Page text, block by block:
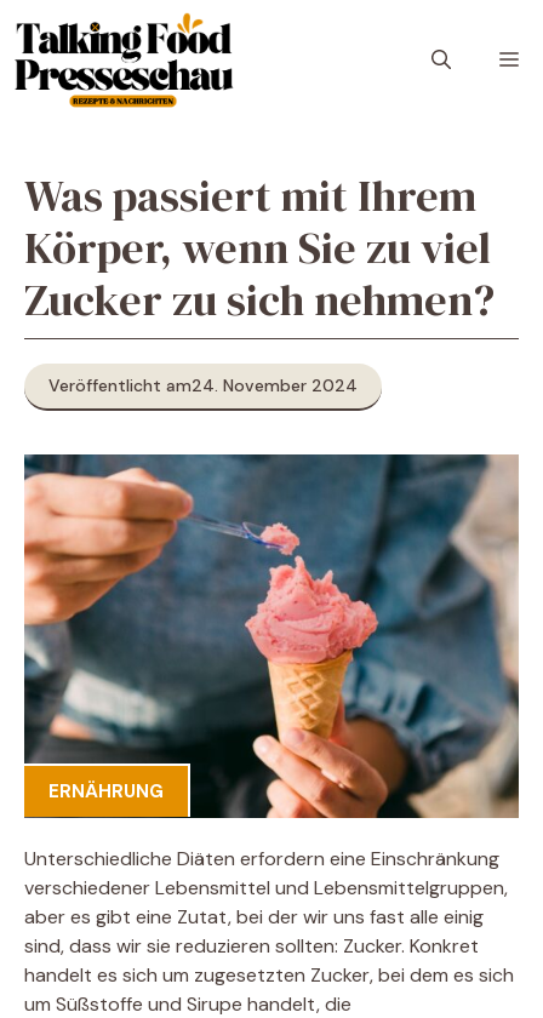
Inhalt
springen
Was passiert mit Ihrem
Körper, wenn Sie zu viel
Zucker zu sich nehmen?
Veröffentlicht am24. November 2024
ERNÄHRUNG
Unterschiedliche Diäten erfordern eine Einschränkung
verschiedener Lebensmittel und Lebensmittelgruppen,
aber es gibt eine Zutat, bei der wir uns fast alle einig
sind, dass wir sie reduzieren sollten: Zucker. Konkret
handelt es sich um zugesetzten Zucker, bei dem es sich
um Süßstoffe und Sirupe handelt, die